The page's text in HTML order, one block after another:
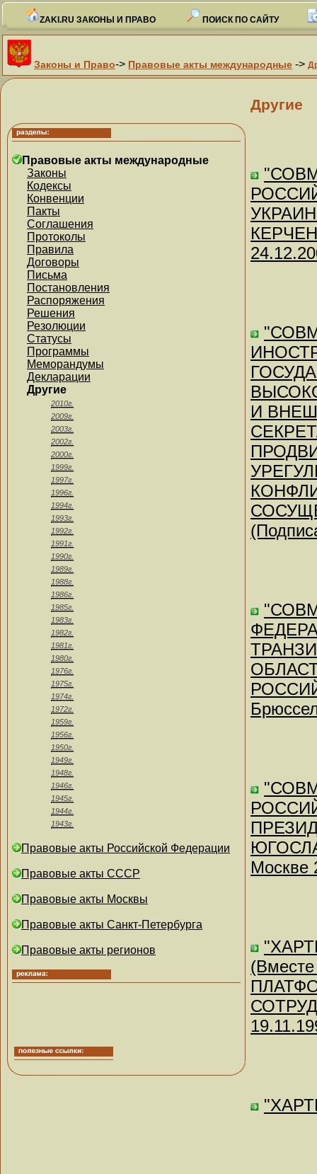
ZAKI.RU ЗАКОНЫ И ПРАВО ПОИСК ПО САЙТУ
Законы и Право-> Правовые акты международные ->
Правовые акты международные
Законы
Кодексы
Конвенции
Пакты
Соглашения
Протоколы
Правила
Договоры
Письма
Постановления
Распоряжения
Решения
Резолюции
Статусы
Программы
Меморандумы
Декларации
Другие
2010г.
2009г.
2003г.
2002г.
2000г.
1999г.
1997г.
1996г.
1994г.
1993г.
1992г.
1991г.
1990г.
1989г.
1988г.
1986г.
1985г.
1983г.
1982г.
1981г.
1980г.
1976г.
1975г.
1974г.
1972г.
1959г.
1956г.
1950г.
1949г.
1948г.
1946г.
1945г.
1944г.
1943г.
Правовые акты Российской Федерации
Правовые акты СССР
Правовые акты Москвы
Правовые акты Санкт-Петербурга
Правовые акты регионов
Другие
И
Москве